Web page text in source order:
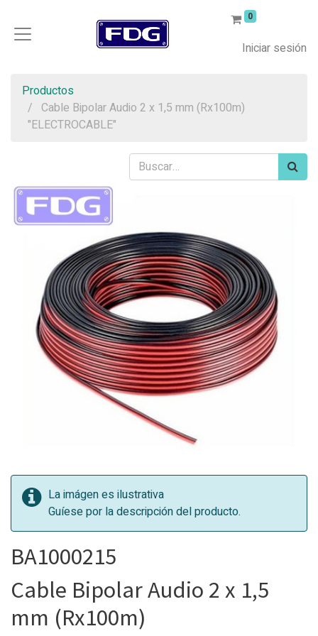
0
Iniciar sesión
Productos
Cable Bipolar Audio 2 x 1,5 mm (Rx100m)
"ELECTROCABLE"
La imágen es ilustrativa
Guíese por la descripción del producto.
BA1000215
Cable Bipolar Audio 2 x 1,5
mm (Rx100m)